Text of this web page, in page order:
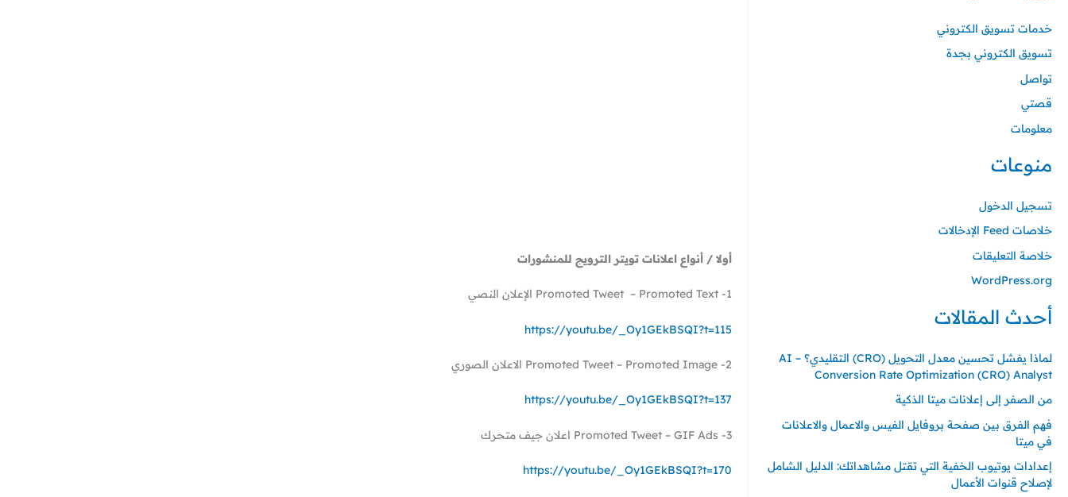
خدمات تسويق الكتروني
تسويق الكتروني بجدة
تواصل
قصتي
معلومات
منوعات
تسجيل الدخول
خلاصات Feed الإدخالات
خلاصة التعليقات
WordPress.org
أحدث المقالات
لماذا يفشل تحسين معدل التحويل (CRO) التقليدي؟ – AI
Conversion Rate Optimization (CRO) Analyst
من الصفر إلى إعلانات ميتا الذكية
فهم الفرق بين صفحة بروفايل الفيس والاعمال والاعلانات
في ميتا
إعدادات يوتيوب الخفية التي تقتل مشاهداتك: الدليل الشامل
لإصلاح قنوات الأعمال
أولا / أنواع اعلانات تويتر الترويج للمنشورات
1- Promoted Tweet – Promoted Text الإعلان النصي
https://youtu.be/_Oy1GEkBSQI?t=115
2- Promoted Tweet – Promoted Image الاعلان الصوري
https://youtu.be/_Oy1GEkBSQI?t=137
3- Promoted Tweet – GIF Ads اعلان جيف متحرك
https://youtu.be/_Oy1GEkBSQI?t=170